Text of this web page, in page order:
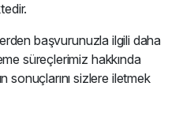
başvurunuzla ilgili daha
süreçlerimiz hakkında
sonuçlarını sizlere iletmek